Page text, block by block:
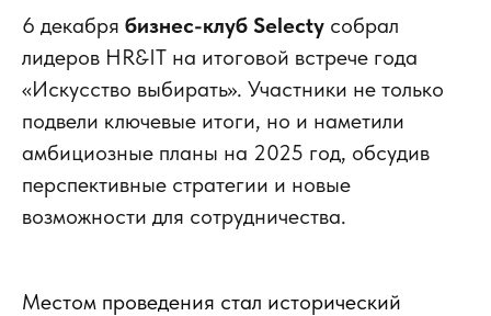
6 декабря бизнес-клуб Selecty собрал
лидеров HR&IT на итоговой встрече года
«Искусство выбирать». Участники не только
подвели ключевые итоги, но и наметили
амбициозные планы на 2025 год, обсудив
перспективные стратегии и новые
возможности для сотрудничества.
Местом проведения стал исторический